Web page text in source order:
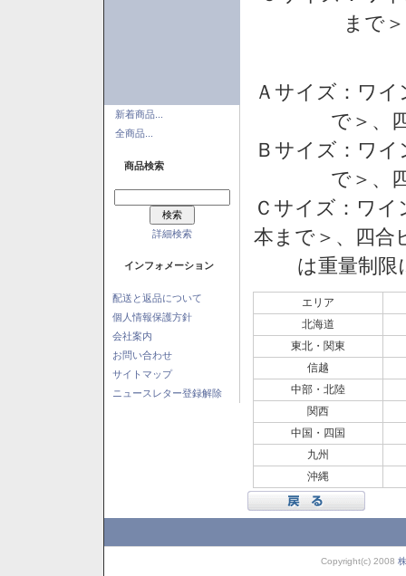
新着商品...
全商品...
商品検索
詳細検索
インフォメーション
配送と返品について
個人情報保護方針
会社案内
お問い合わせ
サイトマップ
ニュースレター登録解除
まで
Ａサイズ：ワ
で＞、
Ｂサイズ：ワ
で＞、
Ｃサイズ：ワイ
本まで＞、四
は重量制
エリア
北海道
東北・関東
信越
中部・北陸
関西
中国・四国
九州
沖縄
Copyright(c) 2008